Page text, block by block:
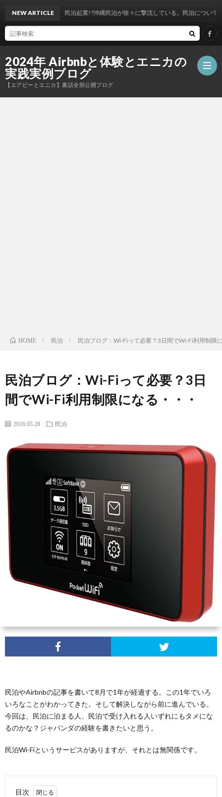
2024年 Airbnbと体験とエニカの
実践実例ブログ
【エアビーとエニカ】裏話全部公開ブログ
NEW ARTICLE
今から民泊起業!?沖縄民泊が徐々に撃沈している。民泊について考える
HOME 民泊 民泊ブログ：Wi-Fiって必要？3日間でWi-Fi利用制限
民泊ブログ：Wi-Fiって必要？3日
間でWi-Fi利用制限になる・・・
2016.05.28 民泊
民泊やAirbnbの記事を書いて8月で1年が経過する。この1年でいろ
いろなことがわかってきた。そして解決しながら前に進んでいる。
今回は、民泊に泊まる人、民泊で受け入れる人いずれにもタメにな
るのかな？ジャパンダの経験を書きたいと思う。
民泊Wi-Fiというサービスがありますが、それとは無関係です。
目次